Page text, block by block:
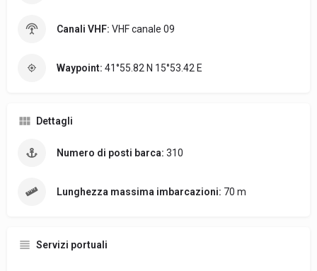
Canali VHF: VHF canale 09
Waypoint: 41°55.82 N 15°53.42 E
Dettagli
Numero di posti barca: 310
Lunghezza massima imbarcazioni: 70 m
Servizi portuali